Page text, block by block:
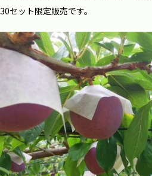
30セット限定販売です。